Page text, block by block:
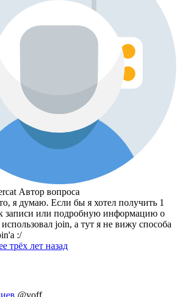
Автор вопроса
я думаю. Если бы я хотел получить 1
записи или подробную информацию о
join, а тут я не вижу способа
:/
трёх лет назад